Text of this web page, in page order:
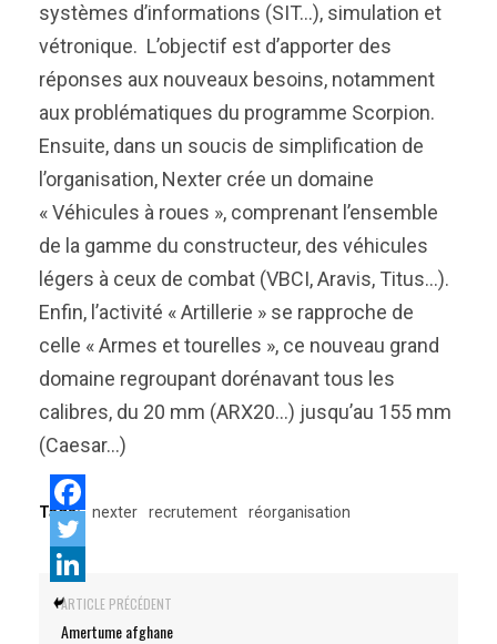
systèmes d’informations (SIT…), simulation et
vétronique. L’objectif est d’apporter des
réponses aux nouveaux besoins, notamment
aux problématiques du programme Scorpion.
Ensuite, dans un soucis de simplification de
l’organisation, Nexter crée un domaine
« Véhicules à roues », comprenant l’ensemble
de la gamme du constructeur, des véhicules
légers à ceux de combat (VBCI, Aravis, Titus…).
Enfin, l’activité « Artillerie » se rapproche de
celle « Armes et tourelles », ce nouveau grand
domaine regroupant dorénavant tous les
calibres, du 20 mm (ARX20…) jusqu’au 155 mm
(Caesar…)
Tags: nexter recrutement réorganisation
ARTICLE PRÉCÉDENT
Amertume afghane